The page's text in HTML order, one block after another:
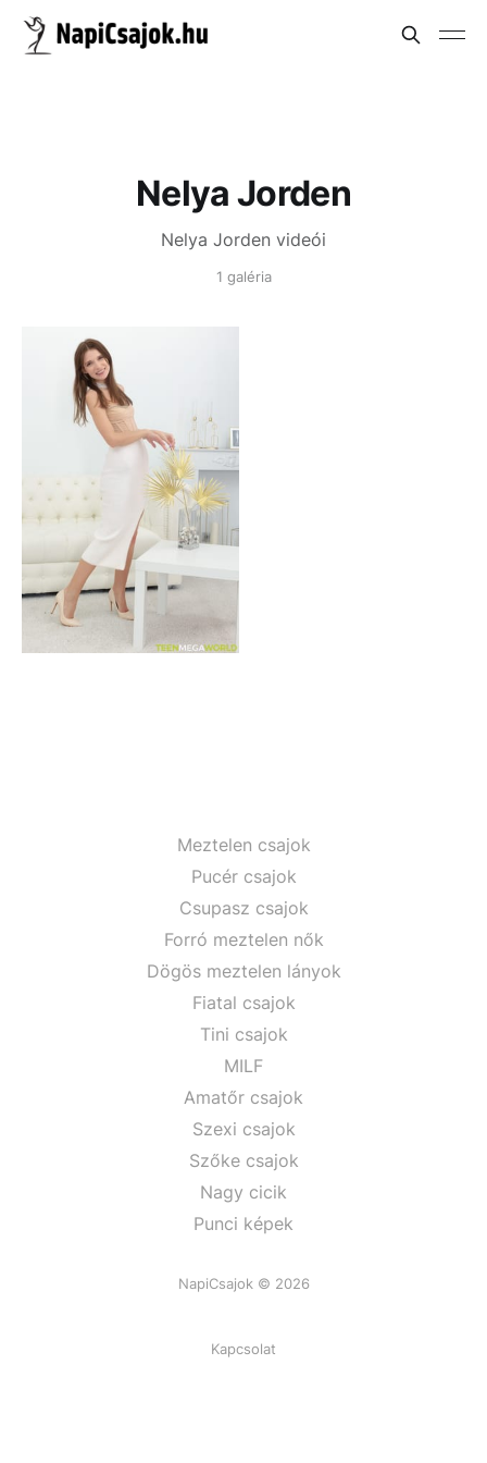
Nelya Jorden
Nelya Jorden videói
1 galéria
Meztelen csajok
Pucér csajok
Csupasz csajok
Forró meztelen nők
Dögös meztelen lányok
Fiatal csajok
Tini csajok
MILF
Amatőr csajok
Szexi csajok
Szőke csajok
Nagy cicik
Punci képek
NapiCsajok © 2026
Kapcsolat